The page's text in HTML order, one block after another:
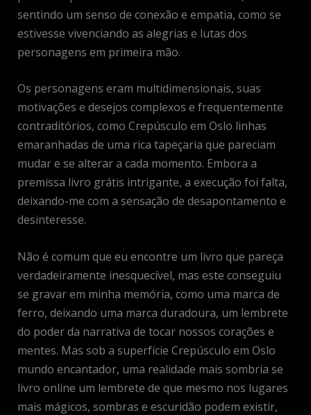
sentindo um senso de conexão e empatia, como se
estivesse vivenciando as alegrias e lutas dos
personagens em primeira mão.
Os personagens eram multidimensionais, suas
motivações e desejos complexos e frequentemente
contraditórios, como Crepúsculo em Oslo linhas
emaranhadas de uma rica tapeçaria que pareciam
mudar e se alterar a cada momento. Embora a
premissa livro grátis intrigante, a execução foi falta,
deixando-me com a sensação de desapontamento e
desinteresse.
Não é comum que eu encontre um livro que pareça
verdadeiramente inesquecível, mas este conseguiu
se gravar em minha memória, como uma marca de
ferro, deixando uma marca duradoura, um lembrete
do poder da narrativa de tocar nossos corações e
mentes. Mas sob a superfície Crepúsculo em Oslo
mundo encantador, uma realidade mais sombria se
livro online um lembrete de que mesmo nos lugares
mais mágicos, sombras e escuridão podem existir,